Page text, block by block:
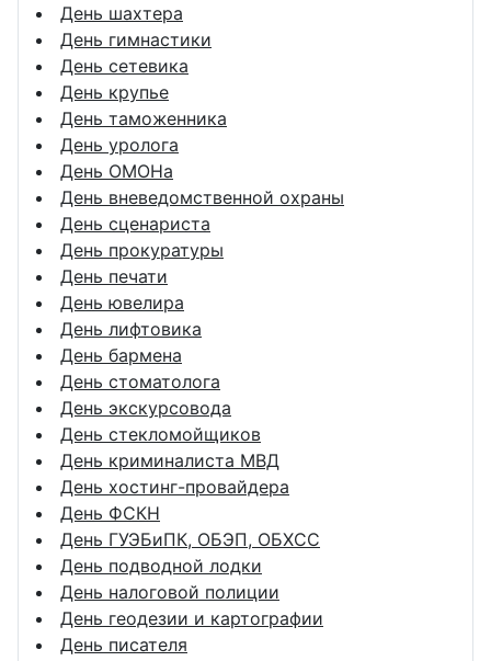
День шахтера
День гимнастики
День сетевика
День крупье
День таможенника
День уролога
День ОМОНа
День вневедомственной охраны
День сценариста
День прокуратуры
День печати
День ювелира
День лифтовика
День бармена
День стоматолога
День экскурсовода
День стекломойщиков
День криминалиста МВД
День хостинг-провайдера
День ФСКН
День ГУЭБиПК, ОБЭП, ОБХСС
День подводной лодки
День налоговой полиции
День геодезии и картографии
День писателя